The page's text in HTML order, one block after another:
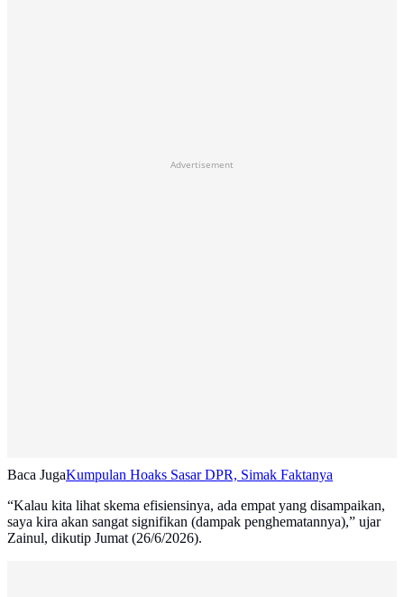
Advertisement
Baca JugaKumpulan Hoaks Sasar DPR, Simak Faktanya
“Kalau kita lihat skema efisiensinya, ada empat yang disampaikan,
saya kira akan sangat signifikan (dampak penghematannya),” ujar
Zainul, dikutip Jumat (26/6/2026).